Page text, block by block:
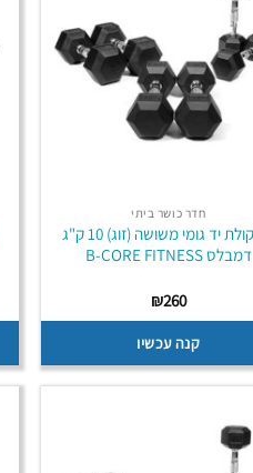
חדר כושר ביתי
משקולת יד גומי משושה (זוג) 10 ק"ג
דמבלס B-CORE FITNESS
₪260
קנה עכשיו